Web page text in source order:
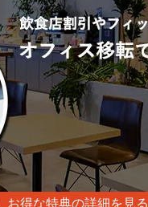
お得な特典の詳細を見る